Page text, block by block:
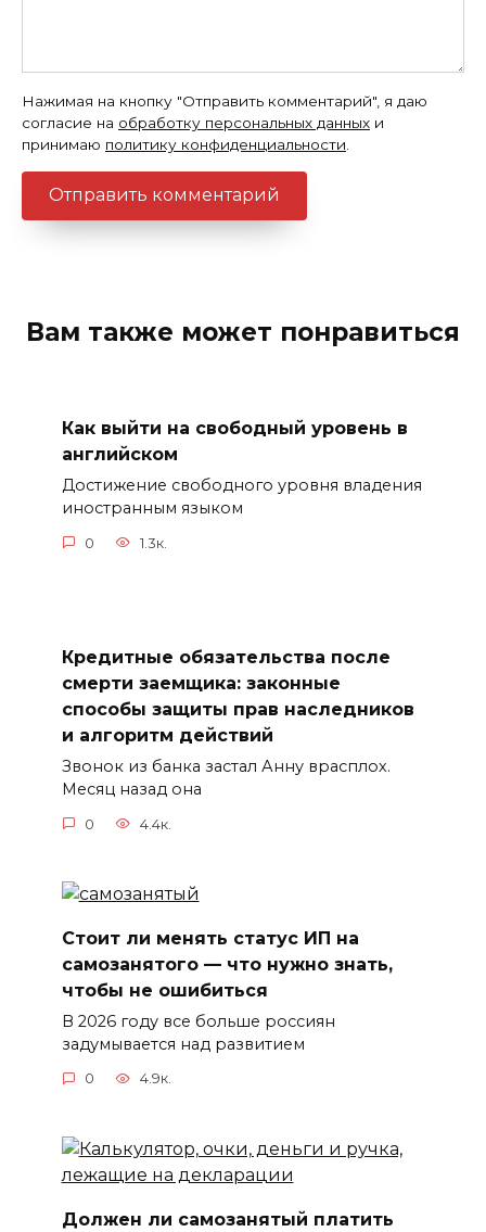
Нажимая на кнопку "Отправить комментарий", я даю
согласие на обработку персональных данных и
принимаю политику конфиденциальности
Вам также может понравиться
Как выйти на свободный уровень в
английском
Достижение свободного уровня владения
иностранным языком
0 1.3к.
Кредитные обязательства после
смерти заемщика: законные
способы защиты прав наследников
и алгоритм действий
Звонок из банка застал Анну врасплох.
Месяц назад она
0 4.4к.
Стоит ли менять статус ИП на
самозанятого — что нужно знать,
чтобы не ошибиться
В 2026 году все больше россиян
задумывается над развитием
0 4.9к.
Должен ли самозанятый платить